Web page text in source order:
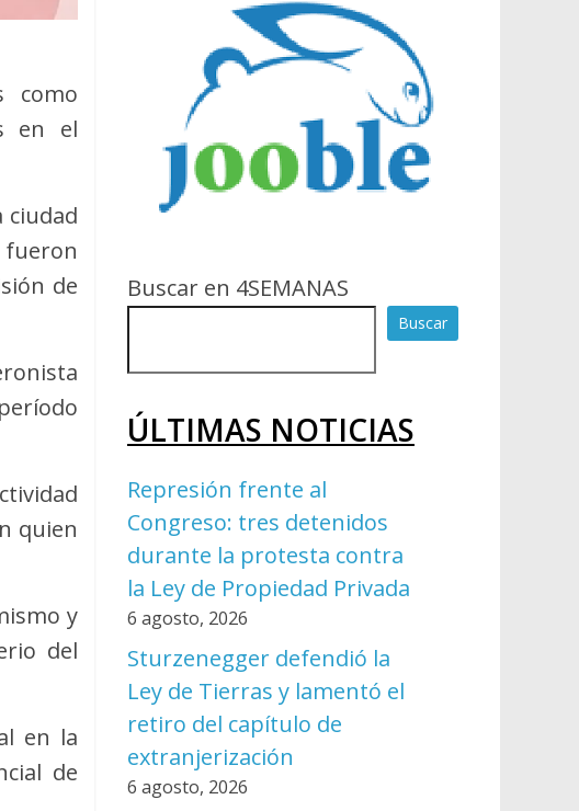
como
en el
ciudad
fueron
de
quien
y
del
en la
de
Buscar en 4SEMANAS
Buscar
ÚLTIMAS NOTICIAS
Represión frente al
Congreso: tres detenidos
durante la protesta contra
la Ley de Propiedad Privada
6 agosto, 2026
Sturzenegger defendió la
Ley de Tierras y lamentó el
retiro del capítulo de
extranjerización
6 agosto, 2026